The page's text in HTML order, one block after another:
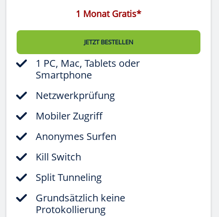
1 Monat Gratis*
JETZT BESTELLEN
1 PC, Mac, Tablets oder
Smartphone
Netzwerkprüfung
Mobiler Zugriff
Anonymes Surfen
Kill Switch
Split Tunneling
Grundsätzlich keine
Protokollierung